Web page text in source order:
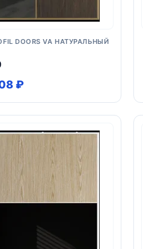
DOORS VA НАТУРАЛЬНЫЙ
₽